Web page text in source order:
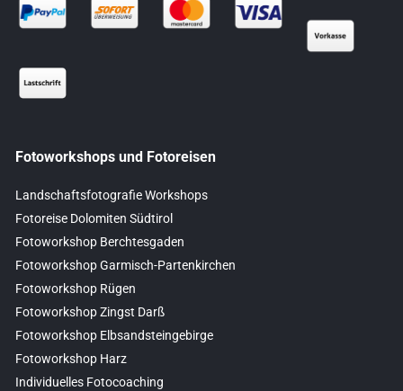
Fotoworkshops und Fotoreisen
Landschaftsfotografie Workshops
Fotoreise Dolomiten Südtirol
Fotoworkshop Berchtesgaden
Fotoworkshop Garmisch-Partenkirchen
Fotoworkshop Rügen
Fotoworkshop Zingst Darß
Fotoworkshop Elbsandsteingebirge
Fotoworkshop Harz
Individuelles Fotocoaching